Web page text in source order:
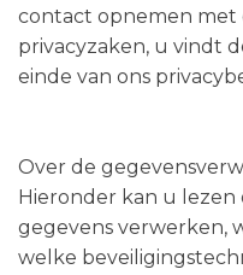
contact opnemen met
privacyzaken, u vindt
einde van ons
Over de
Hieronder kan u
gegevens verwerken,
welke